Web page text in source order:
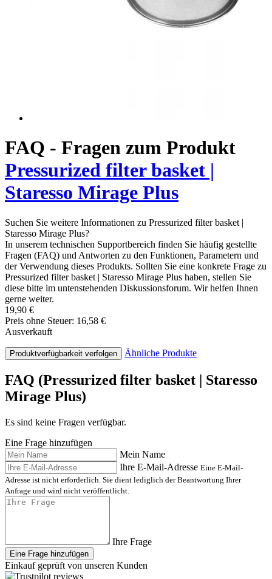
FAQ - Fragen zum Produkt
Pressurized filter basket |
Staresso Mirage Plus
Suchen Sie weitere Informationen zu Pressurized filter basket |
Staresso Mirage Plus?
In unserem technischen Supportbereich finden Sie häufig gestellte
Fragen (FAQ) und Antworten zu den Funktionen, Parametern und
der Verwendung dieses Produkts. Sollten Sie eine konkrete Frage zu
Pressurized filter basket | Staresso Mirage Plus haben, stellen Sie
diese bitte im untenstehenden Diskussionsforum. Wir helfen Ihnen
gerne weiter.
19,90 €
Preis ohne Steuer: 16,58 €
Ausverkauft
Produktverfügbarkeit verfolgen Ähnliche Produkte
FAQ (Pressurized filter basket | Staresso
Mirage Plus)
Es sind keine Fragen verfügbar.
Eine Frage hinzufügen
Mein Name
Ihre E-Mail-Adresse Eine E-Mail-
Adresse ist nicht erforderlich. Sie dient lediglich der Beantwortung Ihrer
Anfrage und wird nicht veröffentlicht.
Ihre Frage
Eine Frage hinzufügen
Einkauf geprüft von unseren Kunden